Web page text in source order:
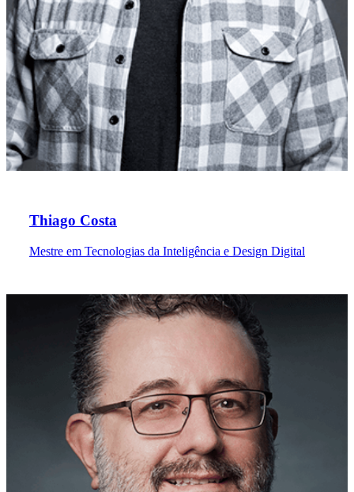
Thiago Costa
Mestre em Tecnologias da Inteligência e Design Digital